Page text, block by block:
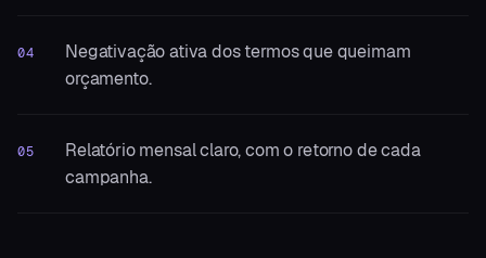
04
Negativação ativa dos termos que queimam
orçamento.
05
Relatório mensal claro, com o retorno de cada
campanha.